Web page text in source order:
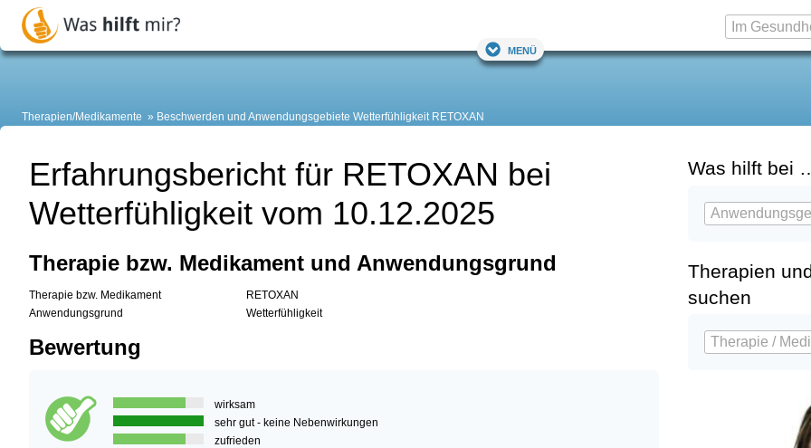
Menü
Therapien/Medikamente Beschwerden und Anwendungsgebiete Wetterfühligkeit RETOXAN
Erfahrungsbericht für RETOXAN bei
Wetterfühligkeit vom 10.12.2025
Therapie bzw. Medikament und Anwendungsgrund
Therapie bzw. Medikament
RETOXAN
Anwendungsgrund
Wetterfühligkeit
Bewertung
wirksam
sehr gut - keine Nebenwirkungen
zufrieden
Was hilft bei
Therapien
suchen